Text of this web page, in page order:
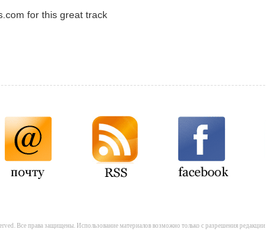
for this great track
Все права защищены. Использование материалов возможно только с разрешения редакции